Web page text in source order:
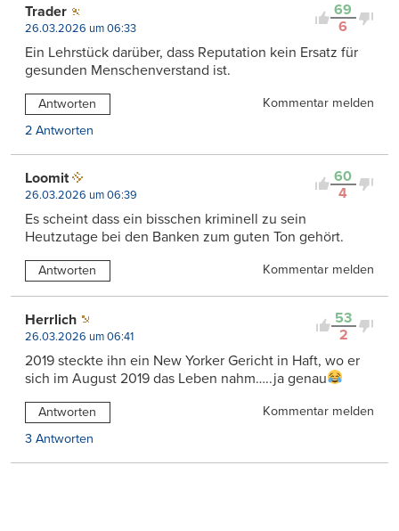
69
6
Trader
26.03.2026 um 06:33
Ein Lehrstück darüber, dass Reputation kein Ersatz für
gesunden Menschenverstand ist.
Antworten
Kommentar melden
2 Antworten
60
4
Loomit
26.03.2026 um 06:39
Es scheint dass ein bisschen kriminell zu sein
Heutzutage bei den Banken zum guten Ton gehört.
Antworten Kommentar melden
53
2
Herrlich
26.03.2026 um 06:41
2019 steckte ihn ein New Yorker Gericht in Haft, wo er
sich im August 2019 das Leben nahm…..ja genau
Antworten
Kommentar melden
3 Antworten